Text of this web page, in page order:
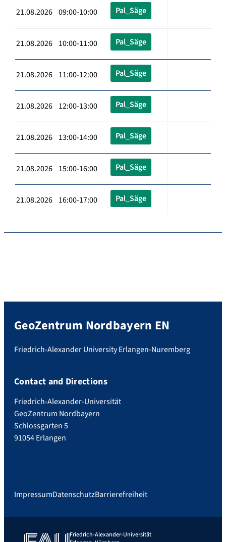
21.08.2026 09:00-10:00 Pal_Säge
21.08.2026 10:00-11:00 Pal_Säge
21.08.2026 11:00-12:00 Pal_Säge
21.08.2026 12:00-13:00 Pal_Säge
21.08.2026 13:00-14:00 Pal_Säge
21.08.2026 15:00-16:00 Pal_Säge
21.08.2026 16:00-17:00 Pal_Säge
GeoZentrum Nordbayern EN
Friedrich-Alexander University Erlangen-Nuremberg
Contact and Directions
Friedrich-Alexander-Universität
GeoZentrum Nordbayern
Schlossgarten 5
91054 Erlangen
ImpressumDatenschutzBarrierefreiheit
Friedrich-Alexander-Universität